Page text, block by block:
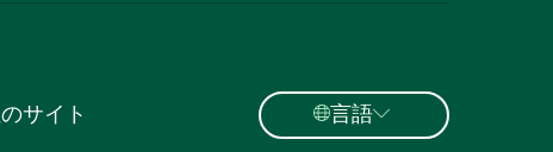
サイト 言語